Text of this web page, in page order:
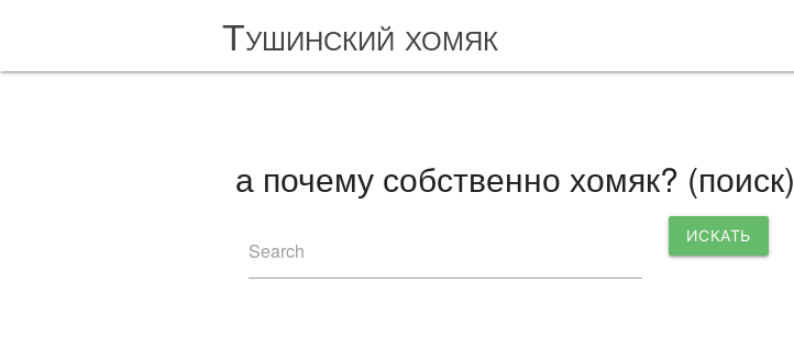
Тушинский хомяк
а почему собственно хомяк? (поиск)
Search
ИСКАТЬ